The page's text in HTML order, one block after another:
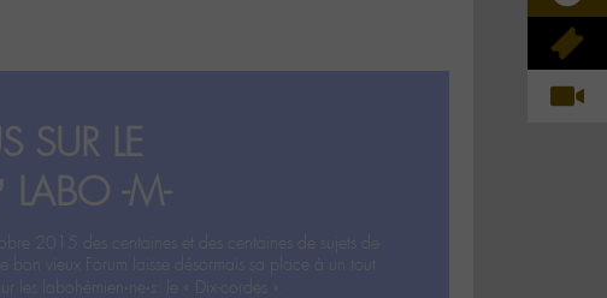
SUR LE
LABO -M-
2015 des centaines et des centaines de sujets de
bon vieux Forum laisse désormais sa place à un tout
labohémien‧ne‧s: le « Dix-cordes ».